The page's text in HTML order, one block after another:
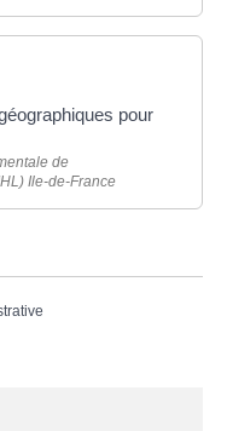
pour
de
Ile-de-France